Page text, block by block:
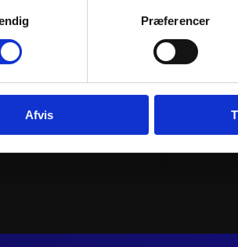
Præferencer
Afvis
OIL FILTER
kr.
Tilføj til kurv
ATHENA
29kr.